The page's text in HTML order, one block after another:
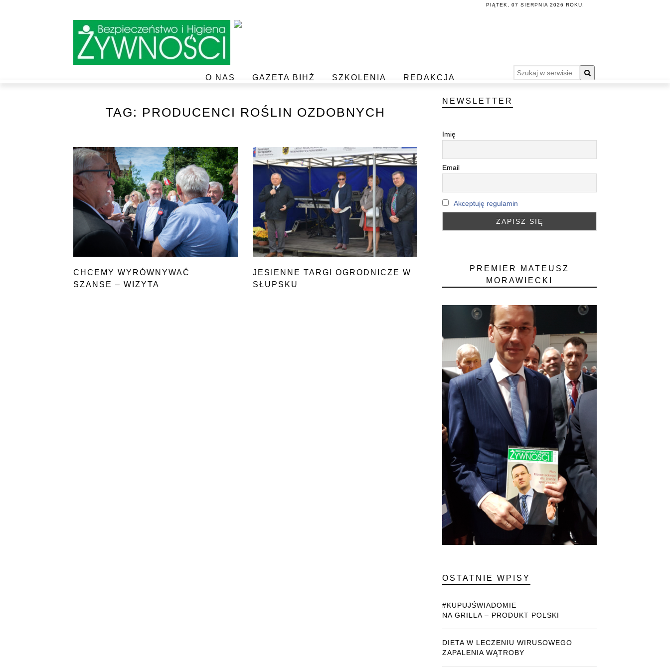
PIĄTEK, 07 SIERPNIA 2026 ROKU.
O NAS GAZETA BIHŻ SZKOLENIA REDAKCJA
TAG: PRODUCENCI ROŚLIN OZDOBNYCH
CHCEMY WYRÓWNYWAĆ
SZANSE – WIZYTA
JESIENNE TARGI OGRODNICZE W
SŁUPSKU
NEWSLETTER
Imię
Email
Akceptuję regulamin
PREMIER MATEUSZ
MORAWIECKI
OSTATNIE WPISY
#KUPUJŚWIADOMIE
NA GRILLA – PRODUKT POLSKI
DIETA W LECZENIU WIRUSOWEGO
ZAPALENIA WĄTROBY